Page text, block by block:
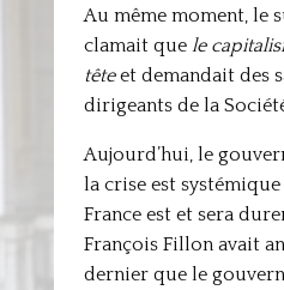
Au même moment, le
clamait que le
têteet demandait des
dirigeants de la
Aujourd’hui, le
la crise est
France est et sera
François Fillon avait
dernier que le